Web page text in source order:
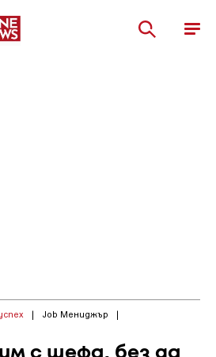
| Job Мениджър |
с шефа, без да